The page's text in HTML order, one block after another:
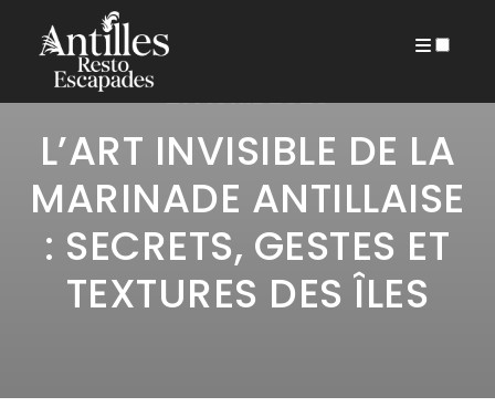
21 AVRIL 2026
L’ART INVISIBLE DE LA
MARINADE ANTILLAISE
: SECRETS, GESTES ET
TEXTURES DES ÎLES